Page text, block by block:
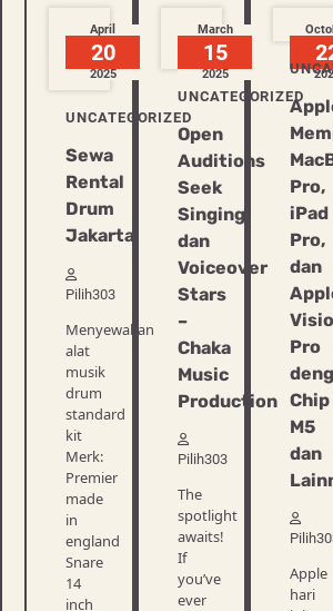
April
20
2025
UNCATEGORIZED
Sewa
Rental
Drum
Jakarta
Pilih303
Menyewakan
alat
musik
drum
standard
kit
Merk:
Premier
made
in
england
Snare
14
inch
March
15
2025
UNCATEGORIZED
Open
Auditions
Seek
Singing
dan
Voiceover
Stars
–
Chaka
Music
Production
Pilih303
The
spotlight
awaits!
If
you’ve
ever
Pro,
iPad
Pro,
dan
Pro
Chip
M5
dan
Apple
hari